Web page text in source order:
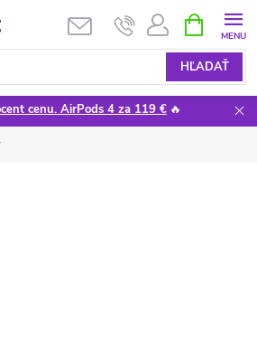
HĽADAŤ
KOŠÍK
cenu. AirPods 4 za 119 € 🔥